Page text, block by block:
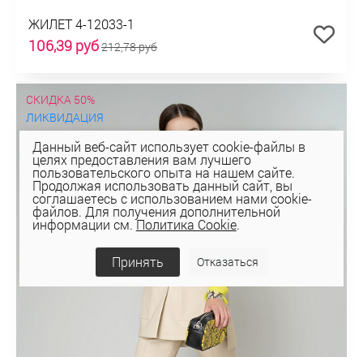
ЖИЛЕТ 4-12033-1
106,39 руб212,78 руб
СКИДКА 50%
ЛИКВИДАЦИЯ
Данный веб-сайт использует cookie-файлы в
целях предоставления вам лучшего
пользовательского опыта на нашем сайте.
Продолжая использовать данный сайт, вы
соглашаетесь с использованием нами cookie-
файлов. Для получения дополнительной
информации см.Политика Cookie.
Принять Отказаться